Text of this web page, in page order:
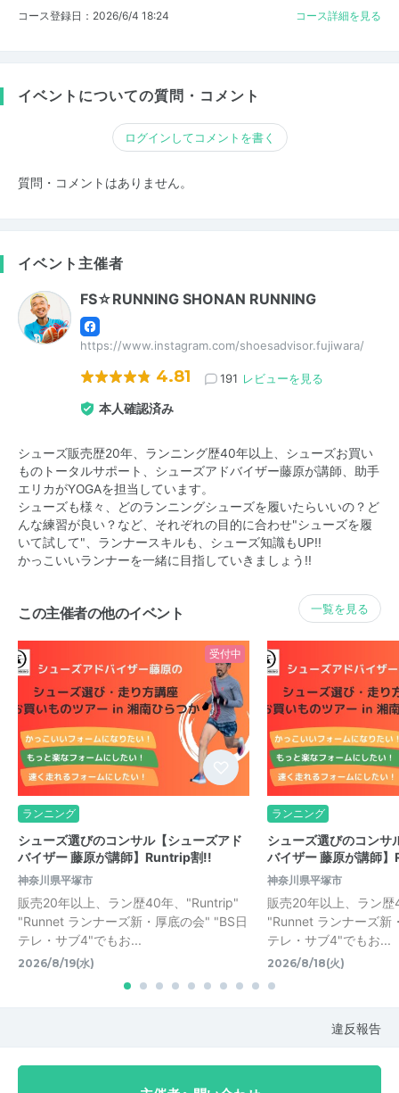
コース登録日：2026/6/4 18:24 コース詳細を見る
イベントについての質問・コメント
ログインしてコメントを書く
質問・コメントはありません。
イベント主催者
FS☆RUNNING SHONAN RUNNING
https://www.instagram.com/shoesadvisor.fujiwara/
4.81 191 レビューを見る
本人確認済み
シューズ販売歴20年、ランニング歴40年以上、シューズお買い
ものトータルサポート、シューズアドバイザー藤原が講師、助手
エリカがYOGAを担当しています。
シューズも様々、どのランニングシューズを履いたらいいの？ど
んな練習が良い？など、それぞれの目的に合わせ"シューズを履
いて試して"、ランナースキルも、シューズ知識もUP!!
かっこいいランナーを一緒に目指していきましょう!!
この主催者の他のイベント 一覧を見る
受付中
ランニング
シューズ選びのコンサル【シューズアド
バイザー 藤原が講師】Runtrip割!!
神奈川県平塚市
販売20年以上、ラン歴40年、"Runtrip"
"Runnet ランナーズ新・厚底の会" "BS日
テレ・サブ4"でもお...
2026/8/19(水)
ランニング
シューズ選びのコンサ
バイザー 藤原が講師
神奈川県平塚市
販売20年以上、ラン
"Runnet ランナーズ新
テレ・サブ4"でもお...
2026/8/18(火)
違反報告